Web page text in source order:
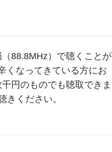
88.8MHz）で聴くことが
くなってきている方にお
円のものでも聴取できま
きください。